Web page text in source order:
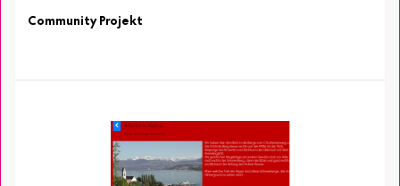
Community Projekt